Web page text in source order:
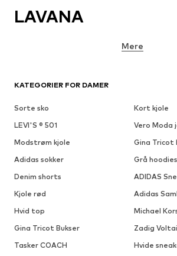
KATEGORIER FOR DAMER
Sorte sko
Kort kjole
LEVI'S ® 501
Vero Moda
Modstrøm kjole
Gina Tricot
Adidas sokker
Grå hoodies
Denim shorts
ADIDAS
Kjole rød
Adidas
Hvid top
Michael
Gina Tricot Bukser
Zadig
Tasker COACH
Hvide
LAVANA
Mere